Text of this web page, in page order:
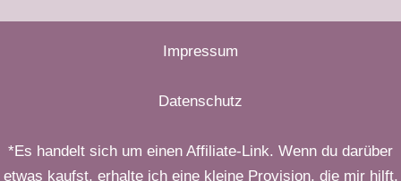
Impressum
Datenschutz
*Es handelt sich um einen Affiliate-Link. Wenn du darüber
etwas kaufst, erhalte ich eine kleine Provision, die mir hilft,